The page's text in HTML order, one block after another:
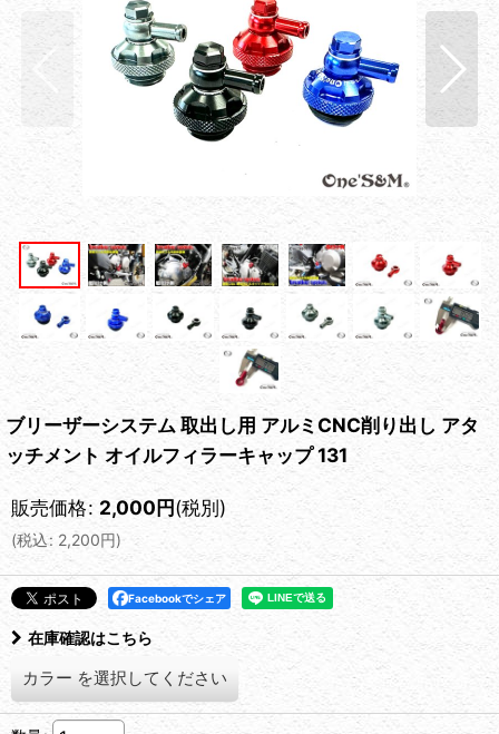
ブリーザーシステム 取出し用 アルミCNC削り出し アタ
ッチメント オイルフィラーキャップ 131
販売価格: 2,000円(税別)
(税込: 2,200円)
Facebookでシェア
在庫確認はこちら
カラー を選択してください